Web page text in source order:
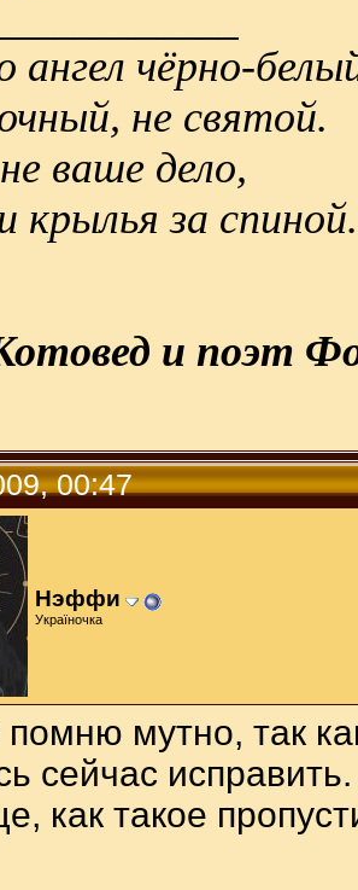
ангел чёрно-
не святой.
ваше дело,
крылья за спиной.
и поэт
00:47
Нэффи
Україночка
мутно, так
сейчас
как такое